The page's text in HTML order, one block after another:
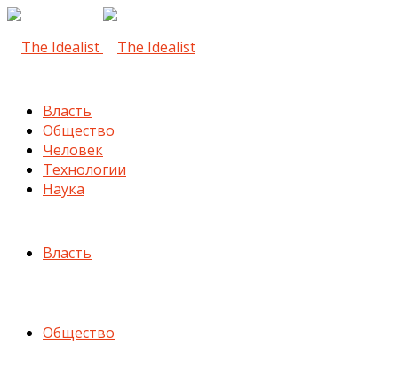
Власть
Общество
Человек
Технологии
Наука
Власть
Общество